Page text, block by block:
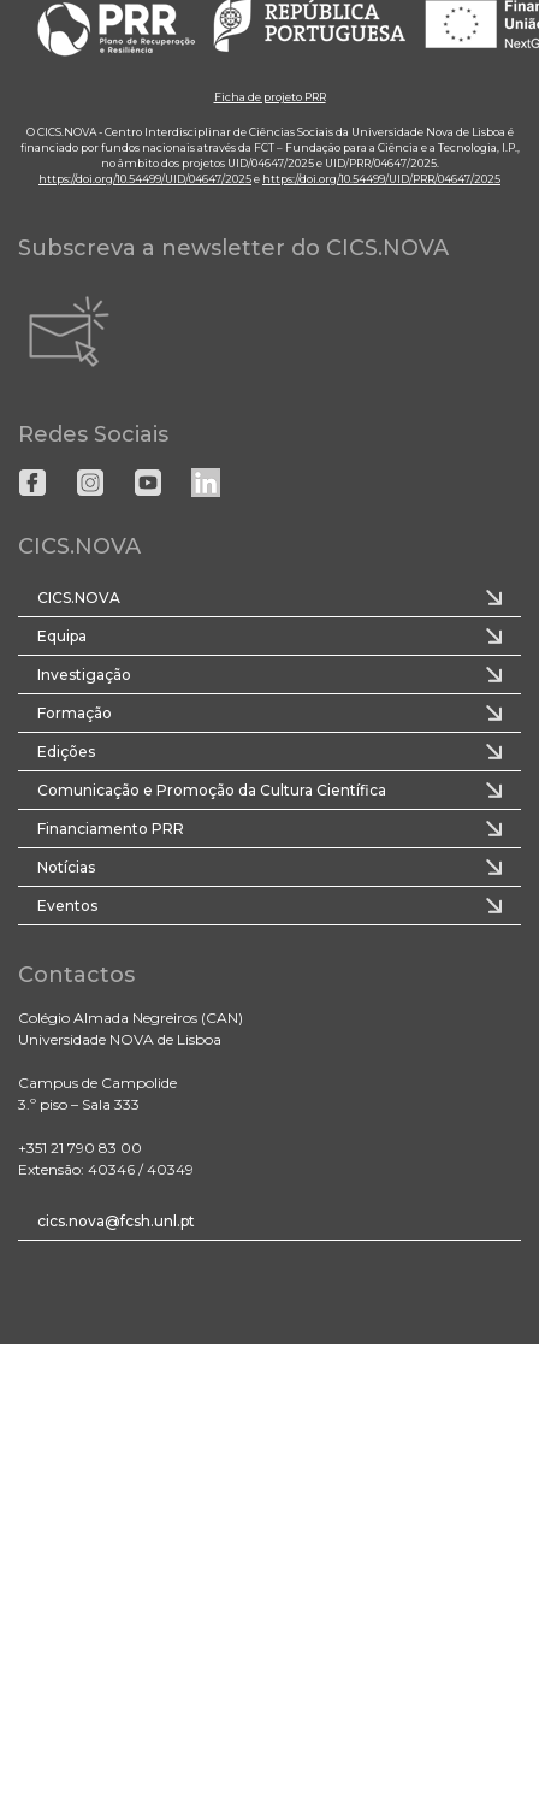
Ficha de projeto PRR
O CICS.NOVA - Centro Interdisciplinar de Ciências Sociais da Universidade Nova de Lisboa é
financiado por fundos nacionais através da FCT – Fundação para a Ciência e a Tecnologia, I.P.,
no âmbito dos projetos UID/04647/2025 e UID/PRR/04647/2025.
https://doi.org/10.54499/UID/04647/2025e https://doi.org/10.54499/UID/PRR/04647/2025
Subscreva a newsletter do CICS.NOVA
Redes Sociais
CICS.NOVA
CICS.NOVA
Equipa
Investigação
Formação
Edições
Comunicação e Promoção da Cultura Científica
Financiamento PRR
Notícias
Eventos
Contactos
Colégio Almada Negreiros (CAN)
Universidade NOVA de Lisboa
Campus de Campolide
3.º piso – Sala 333
+351 21 790 83 00
Extensão: 40346 / 40349
cics.nova@fcsh.unl.pt